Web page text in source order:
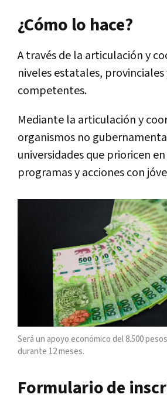
¿Cómo lo hace?
A través de la articulación y
niveles estatales,
competentes.
Mediante la articulación y
organismos no
universidades que prioricen en
programas y acciones con
Será un apoyo económico del 8.500
durante 12 meses.
Formulario de